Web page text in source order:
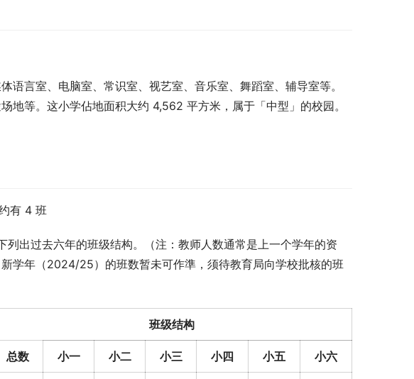
语言室、电脑室、常识室、视艺室、音乐室、舞蹈室、辅导室等。
地等。这小学佔地面积大约 4,562 平方米，属于「中型」的校园。
有 4 班
出过去六年的班级结构。（注：教师人数通常是上一个学年的资
学年（2024/25）的班数暂未可作準，须待教育局向学校批核的班
班级结构
总数 小一 小二 小三 小四 小五 小六